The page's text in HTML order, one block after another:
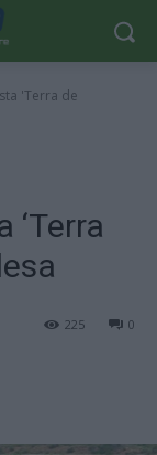
'Terra de
‘Terra
0
225